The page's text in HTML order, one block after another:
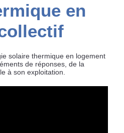
en
solaire thermique en logement
de réponses, de la
à son exploitation.